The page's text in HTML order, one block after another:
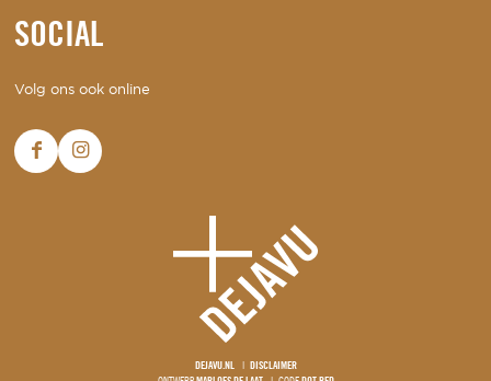
SOCIAL
Volg ons ook online
DEJAVU.NL
DISCLAIMER